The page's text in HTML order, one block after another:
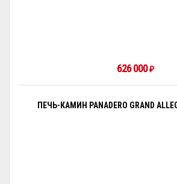
626 000₽
ПЕЧЬ-КАМИН PANADERO GRAND